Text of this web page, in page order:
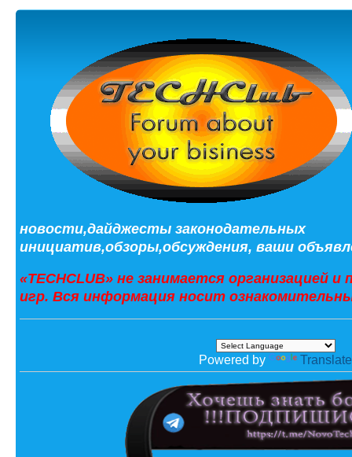
новости,дайджесты законодательных
инициатив,обзоры,обсуждения, ваши
«TECHCLUB» не занимается организацией
игр. Вся информация носит
Powered by Translate